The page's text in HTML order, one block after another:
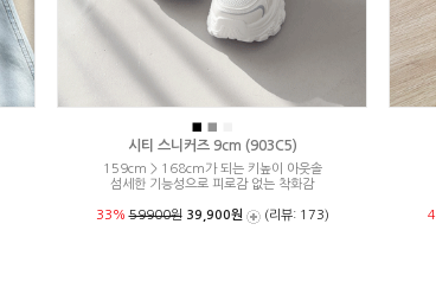
■ ■
시티 스니커즈 9cm (903C5)
159cm > 168cm가 되는 키높이 아웃솔
섬세한 기능성으로 피로감 없는 착화감
33%59900원 39,900원 (리뷰: 173)